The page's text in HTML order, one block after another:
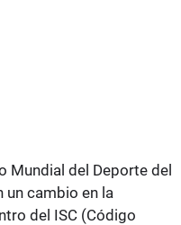
Mundial del Deporte del
cambio en la
del ISC (Código